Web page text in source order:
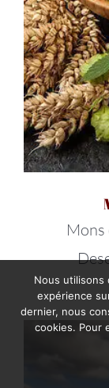
Mons
Nous utilisons
expérience
dernier, nous
cookies. Pour